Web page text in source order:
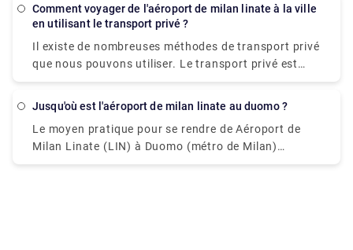
principale plaque tournante du transport aérien à
Milan est l'aéroport de Malpensa, mais il se trouve à
51 kilomètres du centre-ville.
Gregorio Armeno,FESTIVAL | Photographie
Matchs de rugby de Serie A
Comment voyager de l'aéroport de milan linate à la ville
en utilisant le transport privé ?
Il existe de nombreuses méthodes de transport privé
que nous pouvons utiliser. Le transport privé est
facile à utiliser et même confortable et pratique.
Jusqu'où est l'aéroport de milan linate au duomo ?
Le moyen pratique pour se rendre de Aéroport de
Milan Linate (LIN) à Duomo (métro de Milan)
(Station) coûte environ €38 et prend environ 9 mins.